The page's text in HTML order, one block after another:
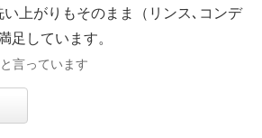
上がりもそのまま（リンス､コンデ
足しています。
言っています